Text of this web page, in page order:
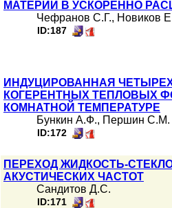
МАТЕРИИ В УСКОРЕННО
Чефранов С.Г., Новиков
ID:187
ИНДУЦИРОВАННАЯ
КОГЕРЕНТНЫХ ТЕПЛОВЫХ
КОМНАТНОЙ ТЕМПЕРАТУРЕ
Бункин А.Ф., Першин С.М.
ID:172
ПЕРЕХОД ЖИДКОСТЬ-
АКУСТИЧЕСКИХ ЧАСТОТ
Сандитов Д.С.
ID:171